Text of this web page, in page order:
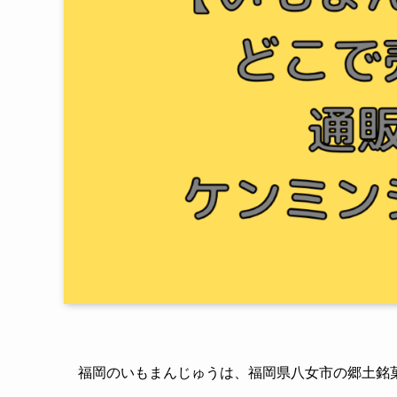
福岡のいもまんじゅうは、福岡県八女市の郷土銘